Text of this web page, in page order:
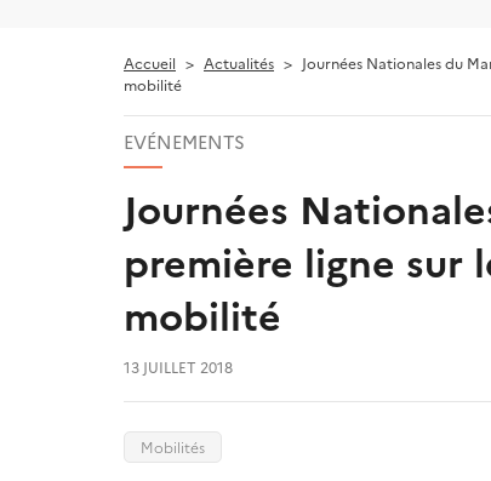
Accueil Actualités
Journées Nationales du
mobilité
EVÉNEMENTS
Journées
première ligne sur
mobilité
13 JUILLET 2018
Mobilités